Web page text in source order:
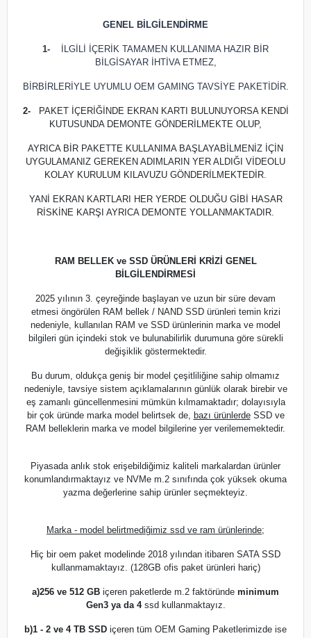
GENEL BİLGİLENDİRME
1-
İLGİLİ İÇERİK TAMAMEN KULLANIMA HAZIR BİR
BİLGİSAYAR İHTİVA ETMEZ,
BİRBİRLERİYLE UYUMLU OEM GAMING TAVSİYE PAKETİDİR.
2-
PAKET İÇERİĞİNDE EKRAN KARTI BULUNUYORSA KENDİ
KUTUSUNDA DEMONTE GÖNDERİLMEKTE OLUP,
AYRICA BİR PAKETTE KULLANIMA BAŞLAYABİLMENİZ İÇİN
UYGULAMANIZ GEREKEN ADIMLARIN YER ALDIĞI VİDEOLU
KOLAY KURULUM KILAVUZU GÖNDERİLMEKTEDİR.
YANİ EKRAN KARTLARI HER YERDE OLDUĞU GİBİ HASAR
RİSKİNE KARŞI AYRICA DEMONTE YOLLANMAKTADIR.
RAM BELLEK ve SSD ÜRÜNLERİ KRİZİ GENEL
BİLGİLENDİRMESİ
2025 yılının 3. çeyreğinde başlayan ve uzun bir süre devam
etmesi öngörülen RAM bellek / NAND SSD ürünleri temin krizi
nedeniyle, kullanılan RAM ve SSD ürünlerinin marka ve model
bilgileri gün içindeki stok ve bulunabilirlik durumuna göre sürekli
değişiklik göstermektedir.
Bu durum, oldukça geniş bir model çeşitliliğine sahip olmamız
nedeniyle, tavsiye sistem açıklamalarının günlük olarak birebir ve
eş zamanlı güncellenmesini mümkün kılmamaktadır; dolayısıyla
bir çok üründe marka model belirtsek de, bazı ürünlerdeSSD ve
RAM belleklerin marka ve model bilgilerine yer verilememektedir.
Piyasada anlık stok erişebildiğimiz kaliteli markalardan ürünler
konumlandırmaktayız ve NVMe m.2 sınıfında çok yüksek okuma
yazma değerlerine sahip ürünler seçmekteyiz.
Marka - model belirtmediğimiz ssd ve ram ürünlerinde;
Hiç bir oem paket modelinde 2018 yılından itibaren SATA SSD
kullanmamaktayız. (128GB ofis paket ürünleri hariç)
a)256 ve 512 GB içeren paketlerde m.2 faktöründe minimum
Gen3 ya da 4ssd kullanmaktayız.
b)1 - 2 ve 4 TB SSD içeren tüm OEM Gaming Paketlerimizde ise